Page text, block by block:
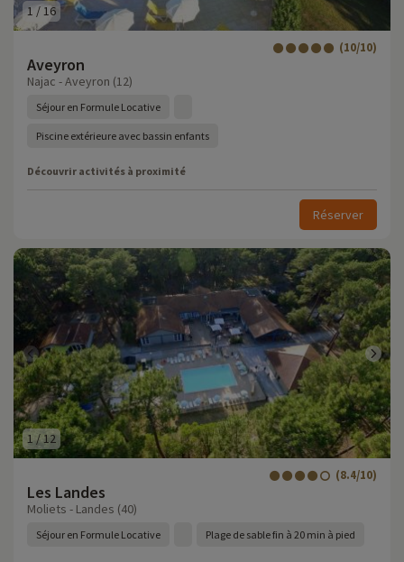
1/16
Aveyron
(10/10)
Najac - Aveyron (12)
Séjour en Formule Locative
Piscine extérieure avec bassin enfants
Découvrir activités à proximité
Réserver
1 /12
Les Landes
(8.4/10)
Moliets - Landes (40)
Séjour en Formule Locative Plage de sable fin à 20 min à pied